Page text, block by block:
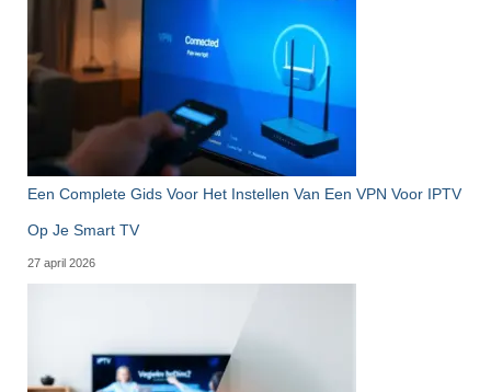
Een Complete Gids Voor Het Instellen Van Een VPN Voor IPTV
Op Je Smart TV
27 april 2026